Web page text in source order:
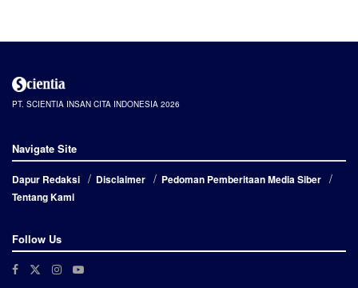
PT. SCIENTIA INSAN CITA INDONESIA 2026
Navigate Site
Dapur Redaksi Disclaimer
Pedoman Pemberitaan Media Siber
Tentang Kami
Follow Us